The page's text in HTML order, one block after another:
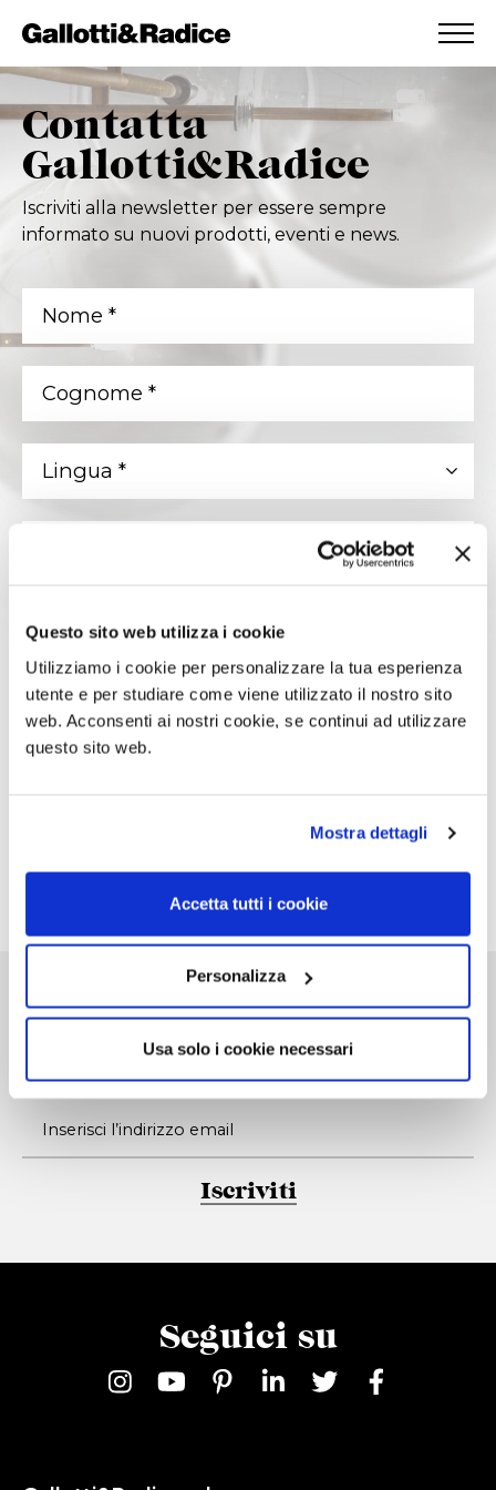
Questo sito web utilizza i cookie
Utilizziamo i cookie per personalizzare la tua esperienza
utente e per studiare come viene utilizzato il nostro sito
web. Acconsenti ai nostri cookie, se continui ad utilizzare
questo sito web.
Mostra dettagli
Accetta tutti i cookie
Personalizza
Usa solo i cookie necessari
AGGIUNTO ALLA WISHLIST
VEDI LA TUA WISHLIST
Contatta
Gallotti&Radice
Iscriviti alla newsletter per essere sempre
informato su nuovi prodotti, eventi e news.
acconsento al trattamento dei miei
dati personali.(informativa completa)
Invia richiesta
Stay connected!
Iscriviti
Seguici su